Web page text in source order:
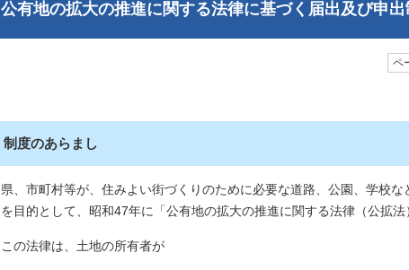
公有地の拡大の推進に関する法律に基づく届出及び申出
ペ
制度のあらまし
県、市町村等が、住みよい街づくりのために必要な道路、公園、学校
を目的として、昭和47年に「公有地の拡大の推進に関する法律（公拡法
この法律は、土地の所有者が